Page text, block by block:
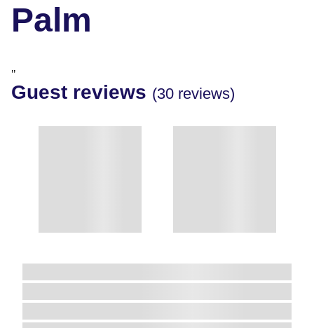
Palm
"
Guest reviews (30 reviews)